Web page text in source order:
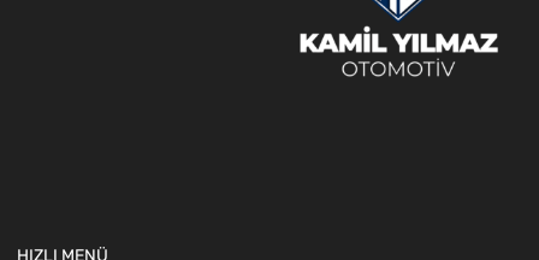
HIZLI MENÜ